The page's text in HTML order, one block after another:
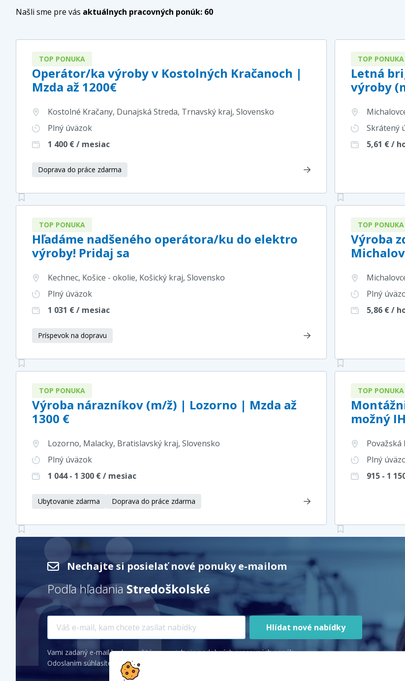
Našli sme pre vás aktuálnych pracovných ponúk: 60
TOP PONUKA
Operátor/ka výroby v Kostolných Kračanoch |
Mzda až 1200€
Kostolné Kračany, Dunajská Streda, Trnavský kraj, Slovensko
Plný úväzok
1 400 € / mesiac
Doprava do práce zdarma
TOP PONUKA
Letná
výroby
Skrátený
5,61 € /
TOP PONUKA
Hľadáme nadšeného operátora/ku do elektro
výroby! Pridaj sa
Kechnec, Košice - okolie, Košický kraj, Slovensko
Plný úväzok
1 031 € / mesiac
Príspevok na dopravu
TOP PONUKA
Výroba
Plný
5,86 € /
TOP PONUKA
Výroba nárazníkov (m/ž) | Lozorno | Mzda až
1300 €
Lozorno, Malacky, Bratislavský kraj, Slovensko
Plný úväzok
1 044 - 1 300 € / mesiac
Ubytovanie zdarma Doprava do práce zdarma
TOP PONUKA
možný
Plný
915 - 1
Nechajte si posielať nové ponuky e-mailom
Podľa hľadaniaStredoškolské
Hlídat nové nabídky
Vami zadaný e-mail bude použitý na posielanie podobných pracovných ponúk.
Odoslaním súhlasíte sospracovaním osobných údajov